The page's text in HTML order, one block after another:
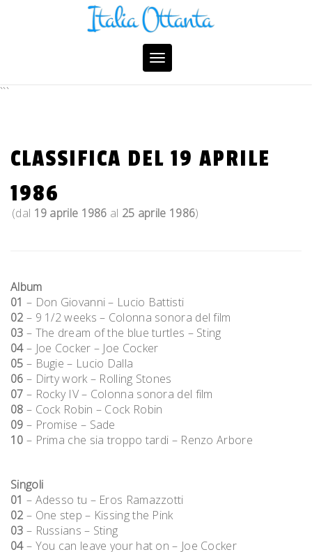
Toggle
navigation
```
CLASSIFICA DEL 19 APRILE
1986
(dal 19 aprile 1986 al 25 aprile 1986)
Album
01 – Don Giovanni – Lucio Battisti
02 – 9 1/2 weeks – Colonna sonora del film
03 – The dream of the blue turtles – Sting
04– Joe Cocker – Joe Cocker
05 – Bugie – Lucio Dalla
06 – Dirty work – Rolling Stones
07 – Rocky IV – Colonna sonora del film
08 – Cock Robin – Cock Robin
09 – Promise – Sade
10 – Prima che sia troppo tardi – Renzo Arbore
Singoli
01 – Adesso tu – Eros Ramazzotti
02 – One step – Kissing the Pink
03 – Russians – Sting
04– You can leave your hat on – Joe Cocker